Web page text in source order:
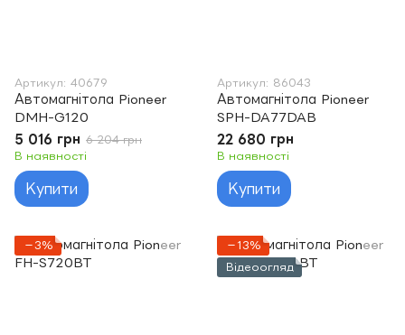
Артикул: 40679
Автомагнітола Pioneer
DMH-G120
5 016 грн 6 204 грн
В наявності
Купити
Артикул: 86043
Автомагнітола Pioneer
SPH-DA77DAB
22 680 грн
В наявності
Купити
−3%
−13%
Відеоогляд